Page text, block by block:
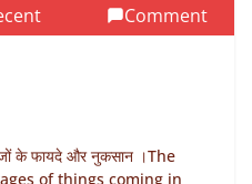
Comment
के फायदे और नुकसान ।The
of things coming in